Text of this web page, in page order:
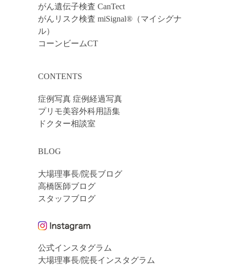
がん遺伝子検査 CanTect
がんリスク検査 miSignal®（マイシグナ
ル）
コーンビームCT
CONTENTS
症例写真 症例経過写真
プリモ美容外科用語集
ドクター相談室
BLOG
大場理事長/院長ブログ
高橋医師ブログ
スタッフブログ
公式インスタグラム
大場理事長/院長インスタグラム